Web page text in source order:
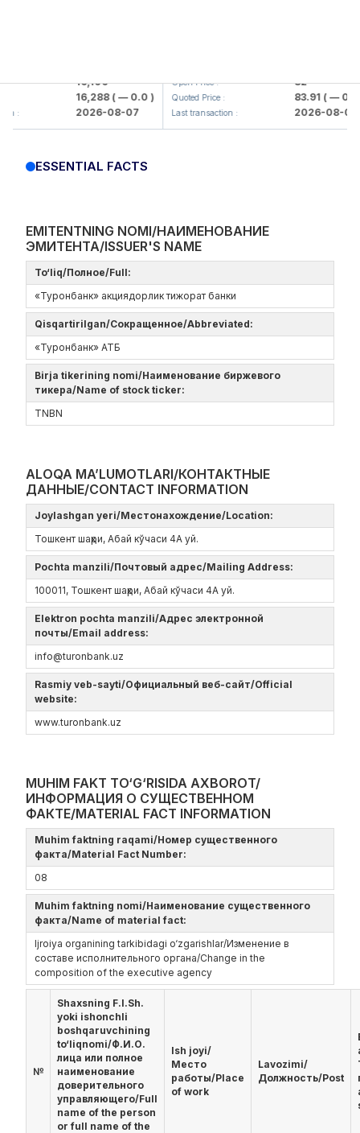
16,100
16,288( — 0.0 )
2026-08-07
Open Price : 82
Quoted Price : 83.91( — 0.0 )
Last transaction : 2026-08-07
ESSENTIAL FACTS
EMITENTNING NOMI/НАИМЕНОВАНИЕ
ЭМИТЕНТА/ISSUER'S NAME
To‘liq/Полное/Full:
«Туронбанк» акциядорлик тижорат банки
Qisqartirilgan/Сокращенное/Abbreviated:
«Туронбанк» АТБ
Birja tikerining nomi/Наименование биржевого
тикера/Name of stock ticker:
TNBN
ALOQA MA’LUMOTLARI/КОНТАКТНЫЕ
ДАННЫЕ/CONTACT INFORMATION
Joylashgan yeri/Местонахождение/Location:
Тошкент шаҳри, Абай кўчаси 4А уй.
Pochta manzili/Почтовый адрес/Mailing Address:
100011, Тошкент шаҳри, Абай кўчаси 4А уй.
Elektron pochta manzili/Адрес электронной
почты/Email address:
info@turonbank.uz
Rasmiy veb-sayti/Официальный веб-сайт/Official
website:
www.turonbank.uz
MUHIM FAKT TO‘G‘RISIDA AXBOROT/
ИНФОРМАЦИЯ О СУЩЕСТВЕННОМ
ФАКТЕ/MATERIAL FACT INFORMATION
Muhim faktning raqami/Номер существенного
факта/Material Fact Number:
08
Muhim faktning nomi/Наименование существенного
факта/Name of material fact:
Ijroiya organining tarkibidagi o‘zgarishlar/Изменение в
составе исполнительного органа/Change in the
composition of the executive agency
№
Shaxsning F.I.Sh.
yoki ishonchli
boshqaruvchining
to‘liqnomi/Ф.И.О.
лица или полное
наименование
доверительного
управляющего/Full
name of the person
or full name of the
Ish joyi/
Место
работы/Place
of work
Lavozimi/
Должность/Post